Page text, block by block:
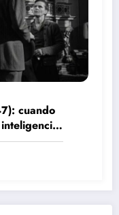
cuando